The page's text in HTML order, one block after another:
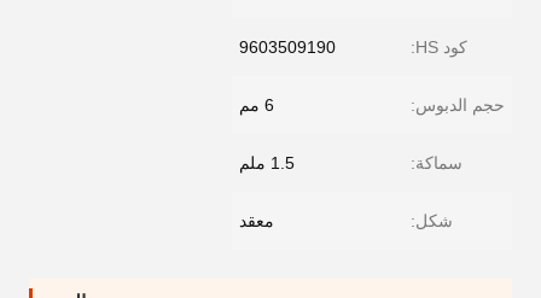
كود HS: 9603509190
حجم الدبوس: 6 مم
سماكة: 1.5 ملم
شكل: معقد